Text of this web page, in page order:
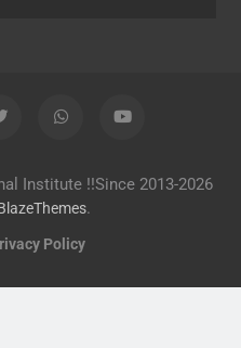
Institute !!Since 2013-2026
.
Policy